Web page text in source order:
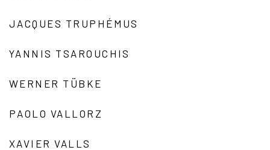
JACQUES TRUPHÉMUS
YANNIS TSAROUCHIS
WERNER TÜBKE
PAOLO VALLORZ
XAVIER VALLS